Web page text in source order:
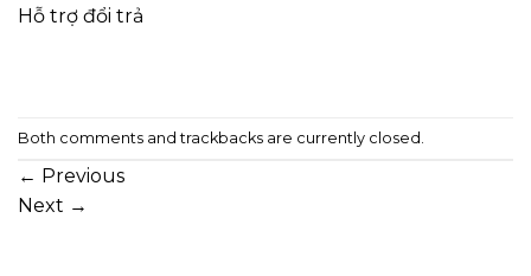
Hỗ trợ đổi trả
Both comments and trackbacks are currently closed.
← Previous
Next →